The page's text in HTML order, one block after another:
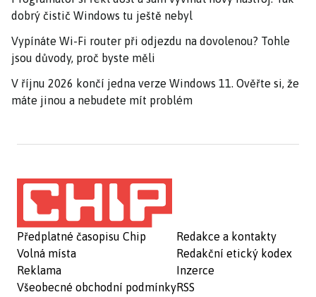
dobrý čistič Windows tu ještě nebyl
Vypínáte Wi-Fi router při odjezdu na dovolenou? Tohle
jsou důvody, proč byste měli
V říjnu 2026 končí jedna verze Windows 11. Ověřte si, že
máte jinou a nebudete mít problém
Předplatné časopisu Chip
Volná místa
Reklama
Všeobecné obchodní podmínky
Redakce a kontakty
Redakční etický kodex
Inzerce
RSS